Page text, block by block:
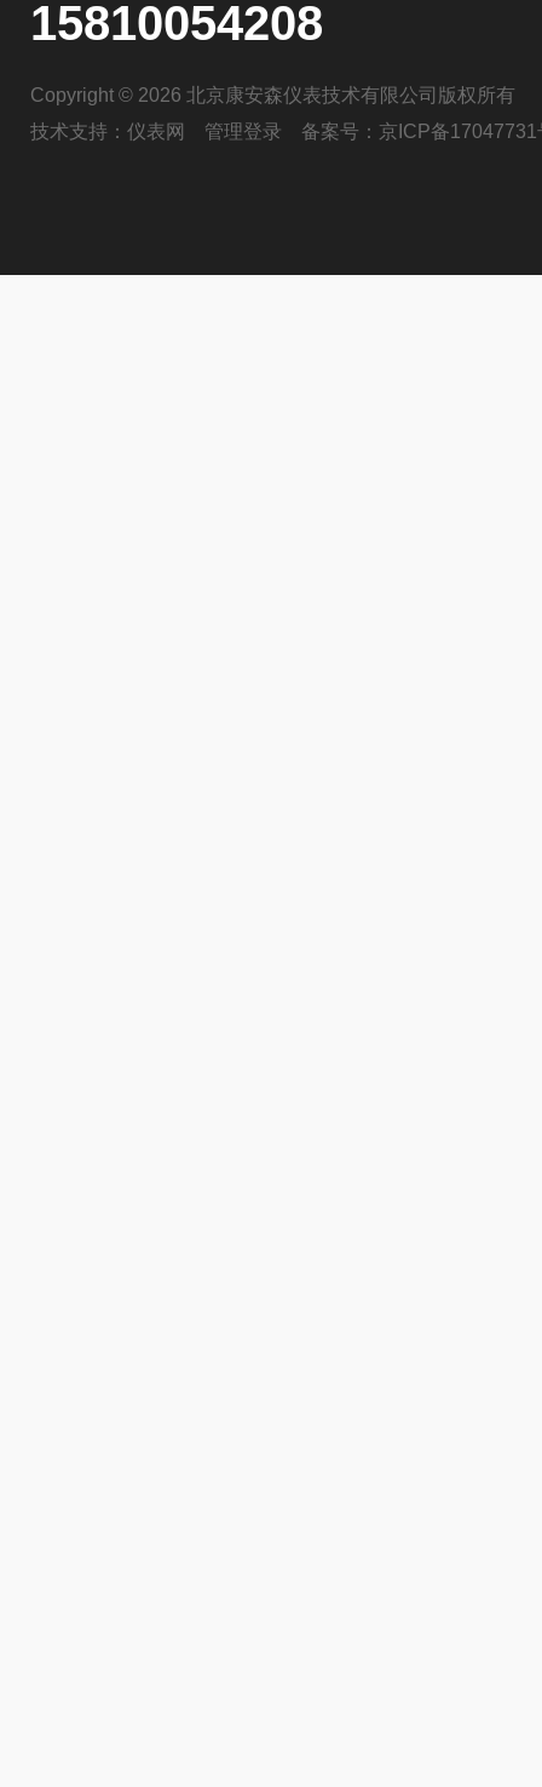
15810054208
Copyright © 2026 北京康安森仪表技术有限公司版权所有
技术支持： 仪表网 管理登录 备案号： 京ICP备17047731